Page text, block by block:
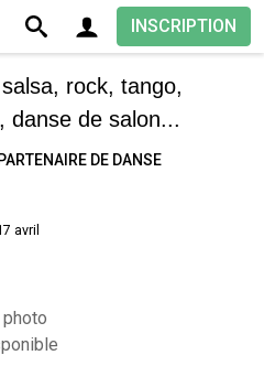
INSCRIPTION
rock, tango,
danse de salon...
DE DANSE
avril
photo